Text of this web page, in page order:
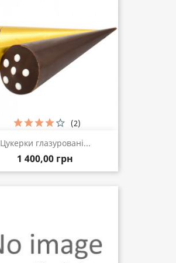
Цукерки глазуровані...
1 400,00 грн
(2)